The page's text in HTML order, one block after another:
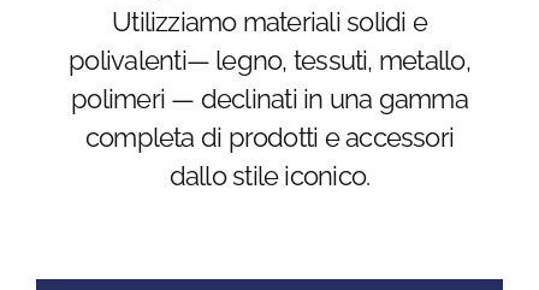
Blog
Utilizziamo materiali solidi e
polivalenti— legno, tessuti, metallo,
polimeri — declinati in una gamma
completa di prodotti e accessori
dallo stile iconico.